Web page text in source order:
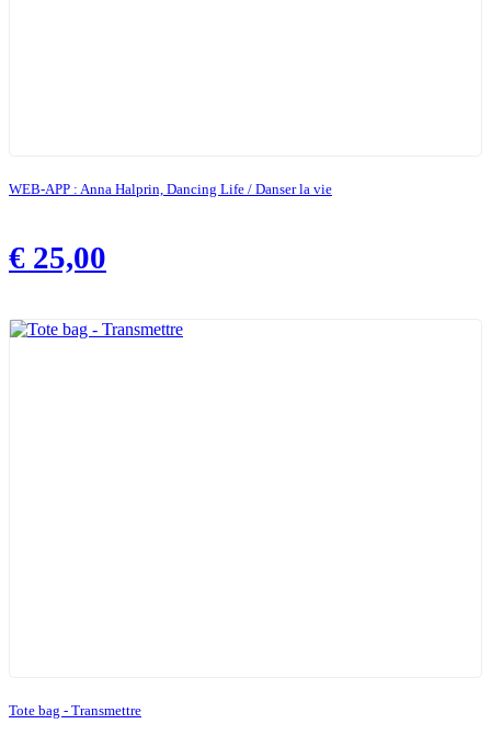
WEB-APP : Anna Halprin, Dancing Life / Danser la vie
€ 25,00
Tote bag - Transmettre